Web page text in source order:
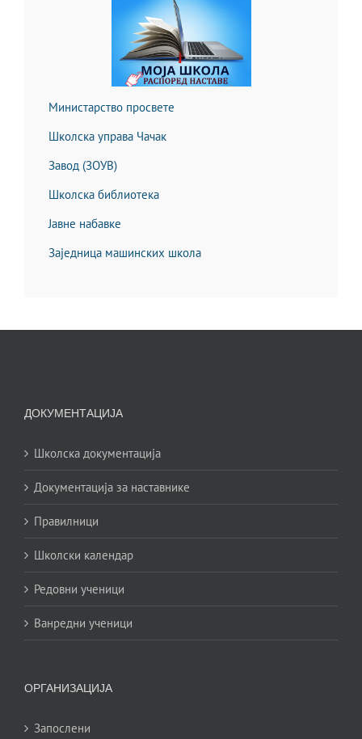
Министарство просвете
Школска управа Чачак
Завод (ЗОУВ)
Школска библиотека
Јавне набавке
Заједница машинских школа
ДОКУМЕНТАЦИЈА
Школска документација
Документација за наставнике
Правилници
Школски календар
Редовни ученици
Ванредни ученици
ОРГАНИЗАЦИЈА
Запослени